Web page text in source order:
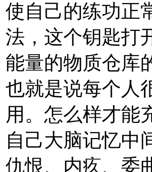
使自己的练功正
法，这个钥匙打
能量的物质仓库
也就是说每个人
用。怎么样才能
自己大脑记忆中
仇恨、内疚、委